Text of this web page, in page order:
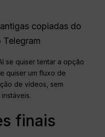
copiadas do
se quiser tentar a opção
quiser um fluxo de
de vídeos, sem
finais